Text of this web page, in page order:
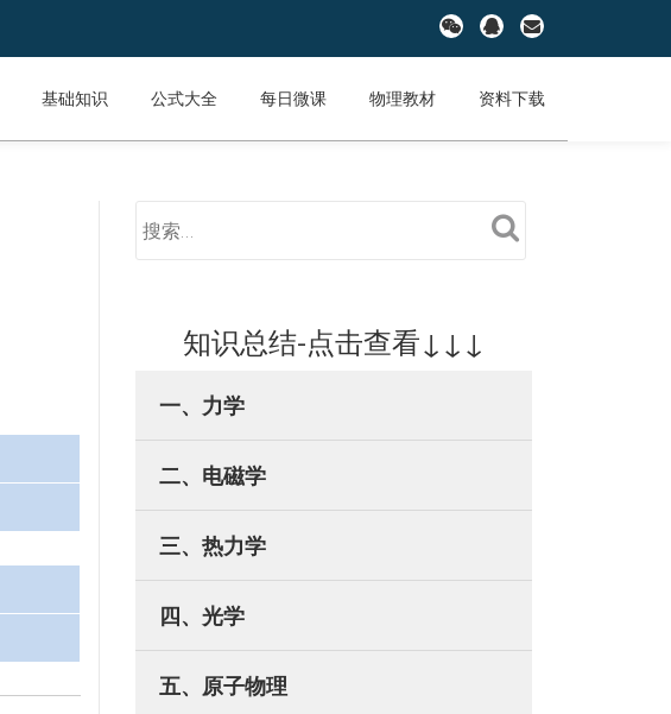
fa-
wechat
fa-
qq
fa-
envelope
基础知识 公式大全 每日微课 物理教材 资料下载
知识总结-点击查看↓↓↓
一、力学
二、电磁学
三、热力学
四、光学
五、原子物理